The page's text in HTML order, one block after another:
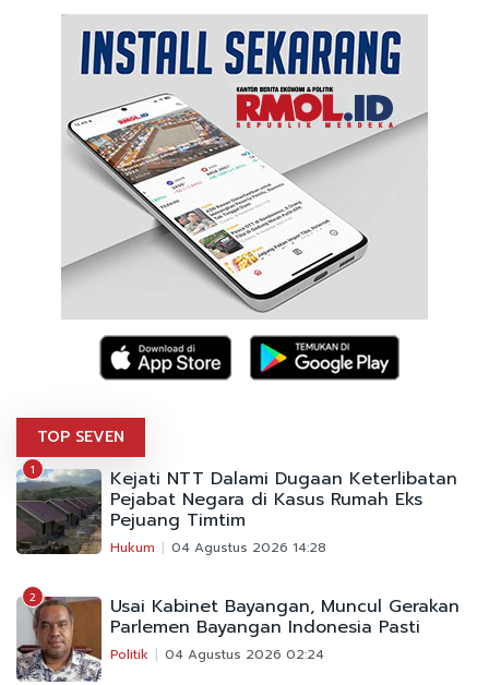
TOP SEVEN
1 Kejati NTT Dalami Dugaan Keterlibatan
Pejabat Negara di Kasus Rumah Eks
Pejuang Timtim
Hukum 04 Agustus 2026 14:28
2 Usai Kabinet Bayangan, Muncul Gerakan
Parlemen Bayangan Indonesia Pasti
Politik 04 Agustus 2026 02:24